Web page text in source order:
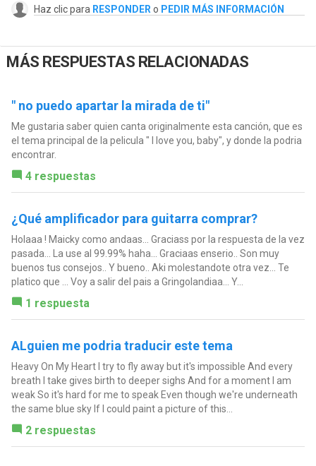
Haz clic para RESPONDER o PEDIR MÁS INFORMACIÓN
MÁS RESPUESTAS RELACIONADAS
" no puedo apartar la mirada de ti"
Me gustaria saber quien canta originalmente esta canción, que es
el tema principal de la pelicula " I love you, baby", y donde la podria
encontrar.
4 respuestas
¿Qué amplificador para guitarra comprar?
Holaaa ! Maicky como andaas... Graciass por la respuesta de la vez
pasada... La use al 99.99% haha... Graciaas enserio.. Son muy
buenos tus consejos.. Y bueno.. Aki molestandote otra vez... Te
platico que ... Voy a salir del pais a Gringolandiaa... Y...
1 respuesta
ALguien me podria traducir este tema
Heavy On My Heart I try to fly away but it's impossible And every
breath I take gives birth to deeper sighs And for a moment I am
weak So it's hard for me to speak Even though we're underneath
the same blue sky If I could paint a picture of this...
2 respuestas